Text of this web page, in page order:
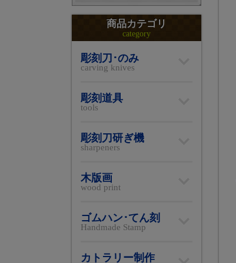
商品カテゴリ
category
彫刻刀･のみ
carving knives
彫刻道具
tools
彫刻刀研ぎ機
sharpeners
木版画
wood print
ゴムハン･てん刻
Handmade Stamp
カトラリー制作